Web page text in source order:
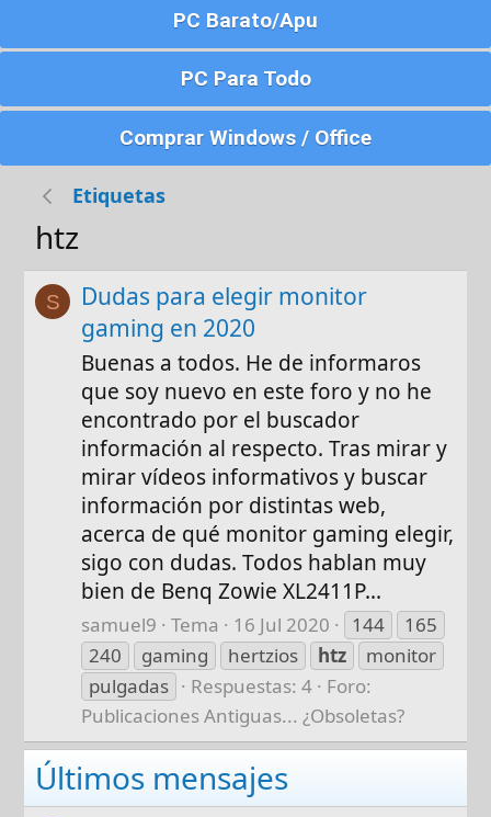
PC Barato/Apu
PC Para Todo
Comprar Windows / Office
Etiquetas
htz
S
Dudas para elegir monitor
gaming en 2020
Buenas a todos. He de informaros
que soy nuevo en este foro y no he
encontrado por el buscador
información al respecto. Tras mirar y
mirar vídeos informativos y buscar
información por distintas web,
acerca de qué monitor gaming elegir,
sigo con dudas. Todos hablan muy
bien de Benq Zowie XL2411P...
samuel9 Tema 16 Jul 2020 144
165
240
gaming hertzios htz
monitor
pulgadas
Respuestas: 4
Foro:
Publicaciones Antiguas... ¿Obsoletas?
Últimos mensajes